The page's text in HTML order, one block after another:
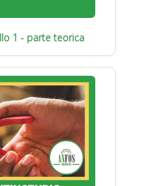
1 - parte teorica